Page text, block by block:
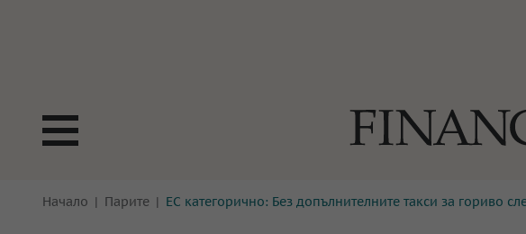
БОРСИ
ТЕХНОЛОГИИ
Начало Парите ЕС категорично: Без допълнителните такси за гориво